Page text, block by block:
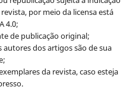
por meio da licensa está
4.0;
de publicação original;
autores dos artigos são de sua
da revista, caso esteja